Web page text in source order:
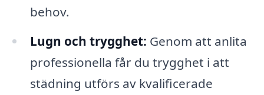
behov.
Lugn och trygghet: Genom att anlita
professionella får du trygghet i att
städning utförs av kvalificerade